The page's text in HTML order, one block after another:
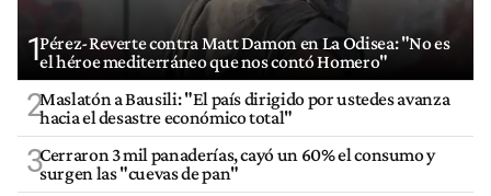
1Pérez-Reverte contra Matt Damon en La Odisea: "No es
el héroe mediterráneo que nos contó Homero"
2Maslatón a Bausili: "El país dirigido por ustedes avanza
hacia el desastre económico total"
3Cerraron 3 mil panaderías, cayó un 60% el consumo y
surgen las "cuevas de pan"